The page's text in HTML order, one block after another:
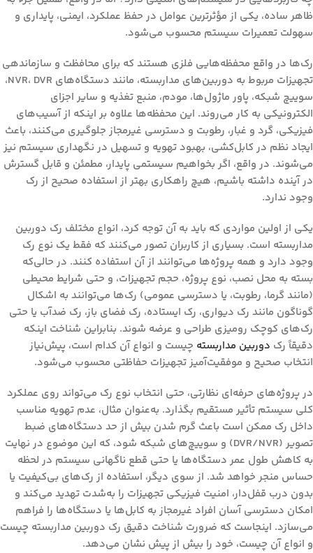
ظاهر ساده، یکی از مؤثرترین عوامل در حفظ عملکرد، ایمنی، پایداری و
سهولت تعمیرات سیستم محسوب می‌شود.
رک‌ها در واقع محفظه‌هایی فلزی هستند که برای محافظت و سازماندهی
تجهیزات مربوط به دوربین‌های مداربسته، مانند دستگاه‌های NVR، DVR،
سوییچ شبکه، پاور ماژول‌ها، مودم، منبع تغذیه و سایر اجزای
الکترونیکی به کار می‌روند. این محفظه‌ها علاوه بر اینکه از آسیب‌های
فیزیکی، گرد و غبار، رطوبت و دسترسی غیرمجاز جلوگیری می‌کنند، باعث
ایجاد نظم در کابل‌کشی، بهبود تهویه و تسهیل در نگهداری سیستم نیز
می‌شوند. در واقع، اگر بخواهیم سیستمی پایدار، مطمئن و قابل گسترش
در آینده داشته باشیم، هیچ راهکاری بهتر از استفاده صحیح از رک
وجود ندارد.
یکی از اولین مواردی که باید به آن توجه کرد، انواع مختلف رک دوربین
مداربسته است. بسیاری از کاربران تصور می‌کنند که فقط یک نوع رک
وجود دارد و همه پروژه‌ها می‌توانند از آن استفاده کنند. در حالی‌که
بسته به محل نصب، نوع پروژه، حجم تجهیزات، و حتی شرایط محیطی
(مانند گرما، رطوبت، یا دسترسی عمومی) رک‌ها می‌توانند به اشکال
گوناگون مانند رک دیواری، رک ایستاده، رک فضای باز، رک ضدآب یا حتی
رک‌های کوچک رومیزی طراحی و عرضه شوند. بنابراین شناخت اینکه
دقیقاًرک دوربین مداربسته چیست و انواع آن کدام است، پیش‌نیاز
انتخاب صحیح و موفقیت‌آمیز تجهیزات حفاظتی محسوب می‌شود.
در پروژه‌های حرفه‌ای نظارتی، حتی انتخاب نوع رک می‌تواند روی عملکرد
کلی سیستم تأثیر مستقیم بگذارد. به‌عنوان مثال، عدم تهویه مناسب
داخل رک ممکن است باعث گرم شدن بیش از حد دستگاه‌های ضبط
تصویر (DVR/NVR) و سوییچ‌های شبکه شود، که این موضوع در نهایت
به کاهش طول عمر دستگاه‌ها یا حتی قطع ناگهانی سیستم در لحظه
حساس منجر خواهد شد. از سوی دیگر، استفاده از رک‌های بی‌کیفیت یا
بدون درب قفل‌دار، امنیت فیزیکی تجهیزات را به‌شدت تهدید می‌کند و
امکان دسترسی آسان افراد غیرمجاز به کابل‌ها یا دستگاه‌ها را فراهم
می‌سازد. اینجاست که ضرورت شناخت دقیق رک دوربین مداربسته چیست
و انواع آن چیست، خود را بیش از پیش نشان می‌دهد.